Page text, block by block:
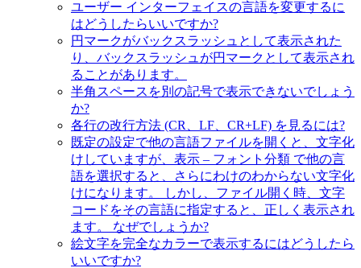
ユーザー インターフェイスの言語を変更するに
はどうしたらいいですか?
円マークがバックスラッシュとして表示された
り、バックスラッシュが円マークとして表示され
ることがあります。
半角スペースを別の記号で表示できないでしょう
か?
各行の改行方法 (CR、LF、CR+LF) を見るには?
既定の設定で他の言語ファイルを開くと、文字化
けしていますが、表示 – フォント分類 で他の言
語を選択すると、さらにわけのわからない文字化
けになります。 しかし、ファイル開く時、文字
コードをその言語に指定すると、正しく表示され
ます。 なぜでしょうか?
絵文字を完全なカラーで表示するにはどうしたら
いいですか?